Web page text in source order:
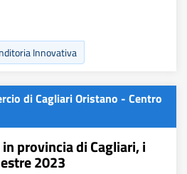
Innovativa
di Cagliari Oristano - Centro
provincia di Cagliari, i
2023